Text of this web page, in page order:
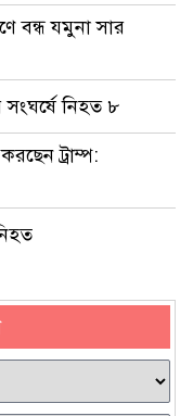
বন্ধ যমুনা সার
নিহত ৮
ট্রাম্প: